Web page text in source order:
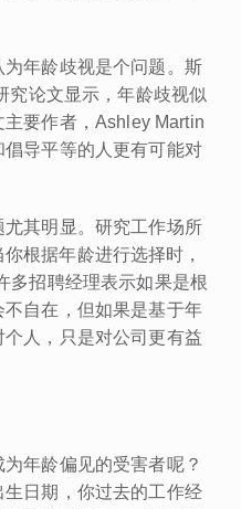
年龄歧视是个问题。斯
究论文显示，年龄歧视似
要作者，Ashley Martin
导平等的人更有可能对
其明显。研究工作场所
根据年龄进行选择时，
多招聘经理表示如果是根
自在，但如果是基于年
人，只是对公司更有益
年龄偏见的受害者呢？
日期，你过去的工作经